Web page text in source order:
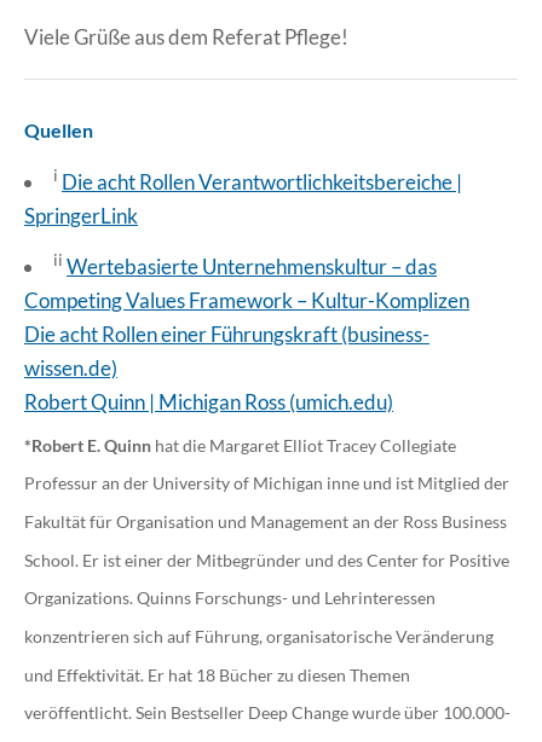
Viele Grüße aus dem Referat Pflege!
Quellen
i Die acht Rollen Verantwortlichkeitsbereiche |
SpringerLink
ii Wertebasierte Unternehmenskultur – das
Competing Values Framework – Kultur-Komplizen
Die acht Rollen einer Führungskraft (business-
wissen.de)
Robert Quinn | Michigan Ross (umich.edu)
*Robert E. Quinn hat die Margaret Elliot Tracey Collegiate
Professur an der University of Michigan inne und ist Mitglied der
Fakultät für Organisation und Management an der Ross Business
School. Er ist einer der Mitbegründer und des Center for Positive
Organizations. Quinns Forschungs- und Lehrinteressen
konzentrieren sich auf Führung, organisatorische Veränderung
und Effektivität. Er hat 18 Bücher zu diesen Themen
veröffentlicht. Sein Bestseller Deep Change wurde über 100.000-